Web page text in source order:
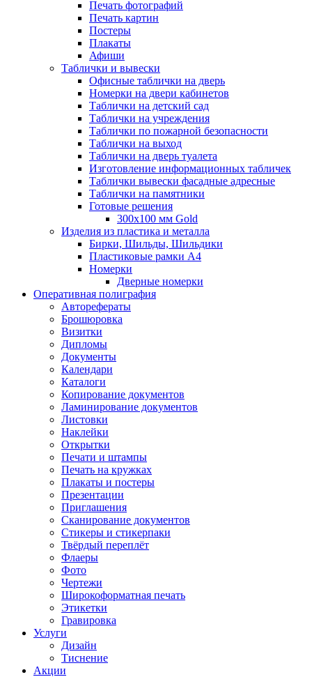
Печать фотографий
Печать картин
Постеры
Плакаты
Афиши
Таблички и вывески
Офисные таблички на дверь
Номерки на двери кабинетов
Таблички на детский сад
Таблички на учреждения
Таблички по пожарной безопасности
Таблички на выход
Таблички на дверь туалета
Изготовление информационных табличек
Таблички вывески фасадные адресные
Таблички на памятники
Готовые решения
300x100 мм Gold
Изделия из пластика и металла
Бирки, Шильды, Шильдики
Пластиковые рамки А4
Номерки
Дверные номерки
Оперативная полиграфия
Авторефераты
Брошюровка
Визитки
Дипломы
Документы
Календари
Каталоги
Копирование документов
Ламинирование документов
Листовки
Наклейки
Открытки
Печати и штампы
Печать на кружках
Плакаты и постеры
Презентации
Приглашения
Сканирование документов
Стикеры и стикерпаки
Твёрдый переплёт
Флаеры
Фото
Чертежи
Широкоформатная печать
Этикетки
Гравировка
Услуги
Дизайн
Тиснение
Акции